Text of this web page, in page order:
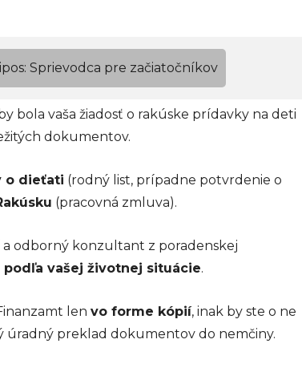
Sprievodca pre začiatočníkov
bola vaša žiadosť o rakúske prídavky na deti
dokumentov.
o dieťati (rodný list, prípadne potvrdenie o
(pracovná zmluva).
odborný konzultant z poradenskej
vašej životnej situácie.
len vo forme kópií, inak by ste o ne
úradný preklad dokumentov do nemčiny.